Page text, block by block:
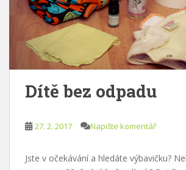
Dítě bez odpadu
27. 2. 2017 Napište komentář
Jste v očekávání a hledáte výbavičku?